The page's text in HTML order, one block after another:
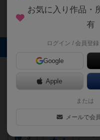
ボドゲーマにログインすると、
アップロード出来たり、他のユ
ます。また、トップ6の画像は様
トップに表示される画像
3
お気に入り作品・
有
ログイン / 会員登録
Google
Apple
または
メールで会